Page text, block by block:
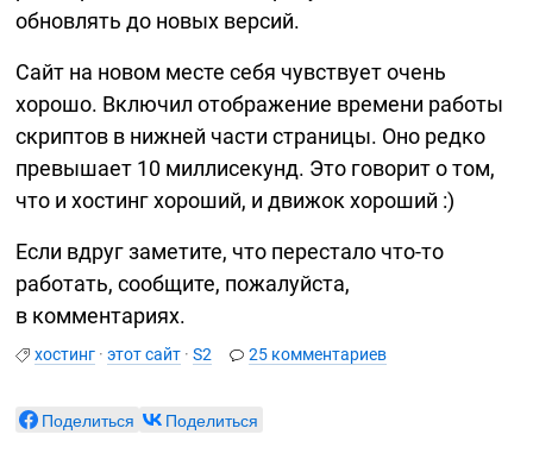
обновлять до новых версий.
Сайт на новом месте себя чувствует очень
хорошо. Включил отображение времени работы
скриптов в нижней части страницы. Оно редко
превышает 10 миллисекунд. Это говорит о том,
что и хостинг хороший, и движок хороший :)
Если вдруг заметите, что пересталочто-то
работать, сообщите, пожалуйста,
в комментариях.
хостинг ·этот сайт ·S2 25 комментариев
Поделиться Поделиться